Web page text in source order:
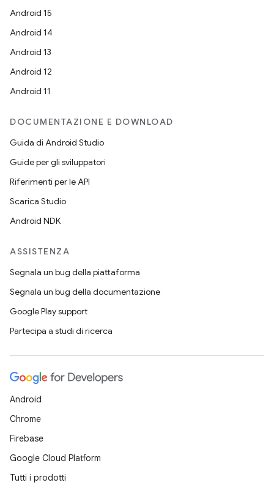
Android 15
Android 14
Android 13
Android 12
Android 11
DOCUMENTAZIONE E DOWNLOAD
Guida di Android Studio
Guide per gli sviluppatori
Riferimenti per le API
Scarica Studio
Android NDK
ASSISTENZA
Segnala un bug della piattaforma
Segnala un bug della documentazione
Google Play support
Partecipa a studi di ricerca
Android
Chrome
Firebase
Google Cloud Platform
Tutti i prodotti